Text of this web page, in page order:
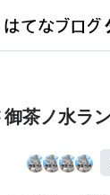
御茶ノ水ラ